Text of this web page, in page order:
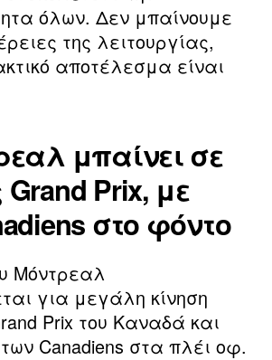
όλων. Δεν μπαίνουμε
της λειτουργίας,
αποτέλεσμα είναι
μπαίνει σε
Prix, με
στο φόντο
Μόντρεαλ
για μεγάλη κίνηση
Prix του Καναδά και
Canadiens στα πλέι οφ.